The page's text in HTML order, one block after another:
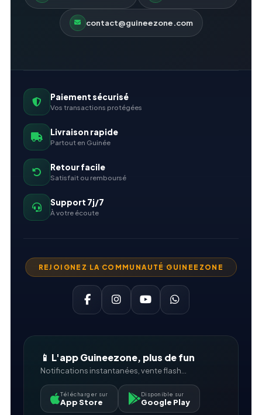
contact@guineezone.com
Paiement sécurisé
Vos transactions protégées
Livraison rapide
Partout en Guinée
Retour facile
Satisfait ou remboursé
Support 7j/7
À votre écoute
REJOIGNEZ LA COMMUNAUTÉ GUINEEZONE
📱 L'app Guineezone, plus de fun
Notifications instantanées, vente flash...
Télécharger sur
App Store
Disponible sur
Google Play